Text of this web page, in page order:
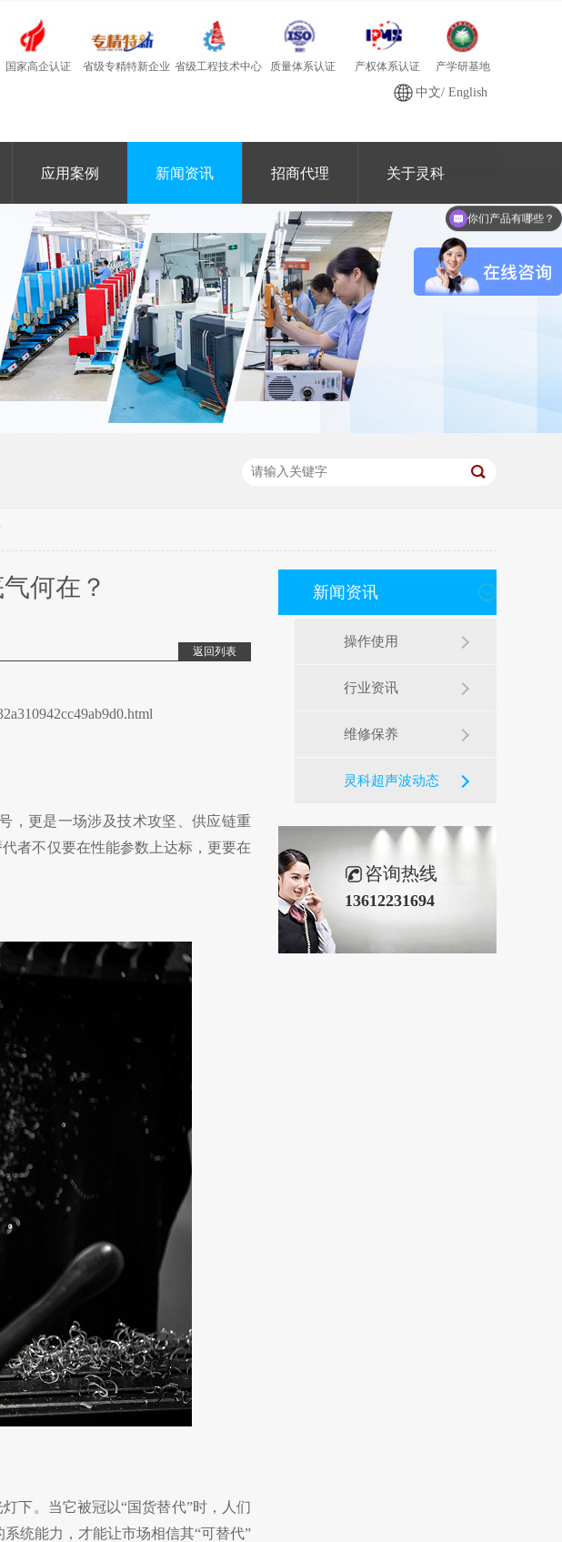
国家高企认证 省级专精特新企业 省级工程技术中心 质量体系认证 产权体系认证 产学研基地
中文/English
应用案例 新闻资讯 招商代理 关于灵科
何在？
返回列表
，更是一场涉及技术攻坚、供应链重
者不仅要在性能参数上达标，更要在
下。当它被冠以“国货替代”时，人们
系统能力，才能让市场相信其“可替代”
新闻资讯
操作使用
行业资讯
维修保养
灵科超声波动态
咨询热线
13612231694
你们产品有哪些？